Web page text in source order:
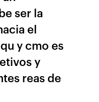
ser la
el
y cmo es
y
reas de